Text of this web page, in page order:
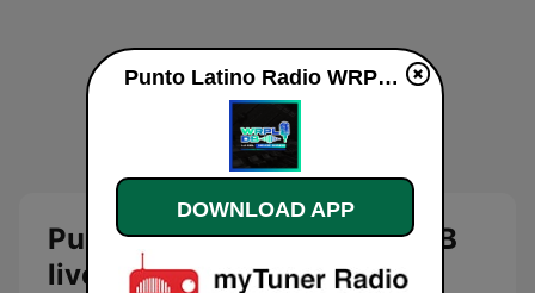
Punto Latino Radio WRPL-DB
live
Punto Latino Radio WRPL-DB live
DOWNLOAD APP